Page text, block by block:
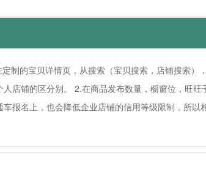
制的宝贝详情页，从搜索（宝贝搜索，店铺搜索）
店铺的区分别。 2.在商品发布数量，橱窗位，旺
报名上，也会降低企业店铺的信用等级限制，所